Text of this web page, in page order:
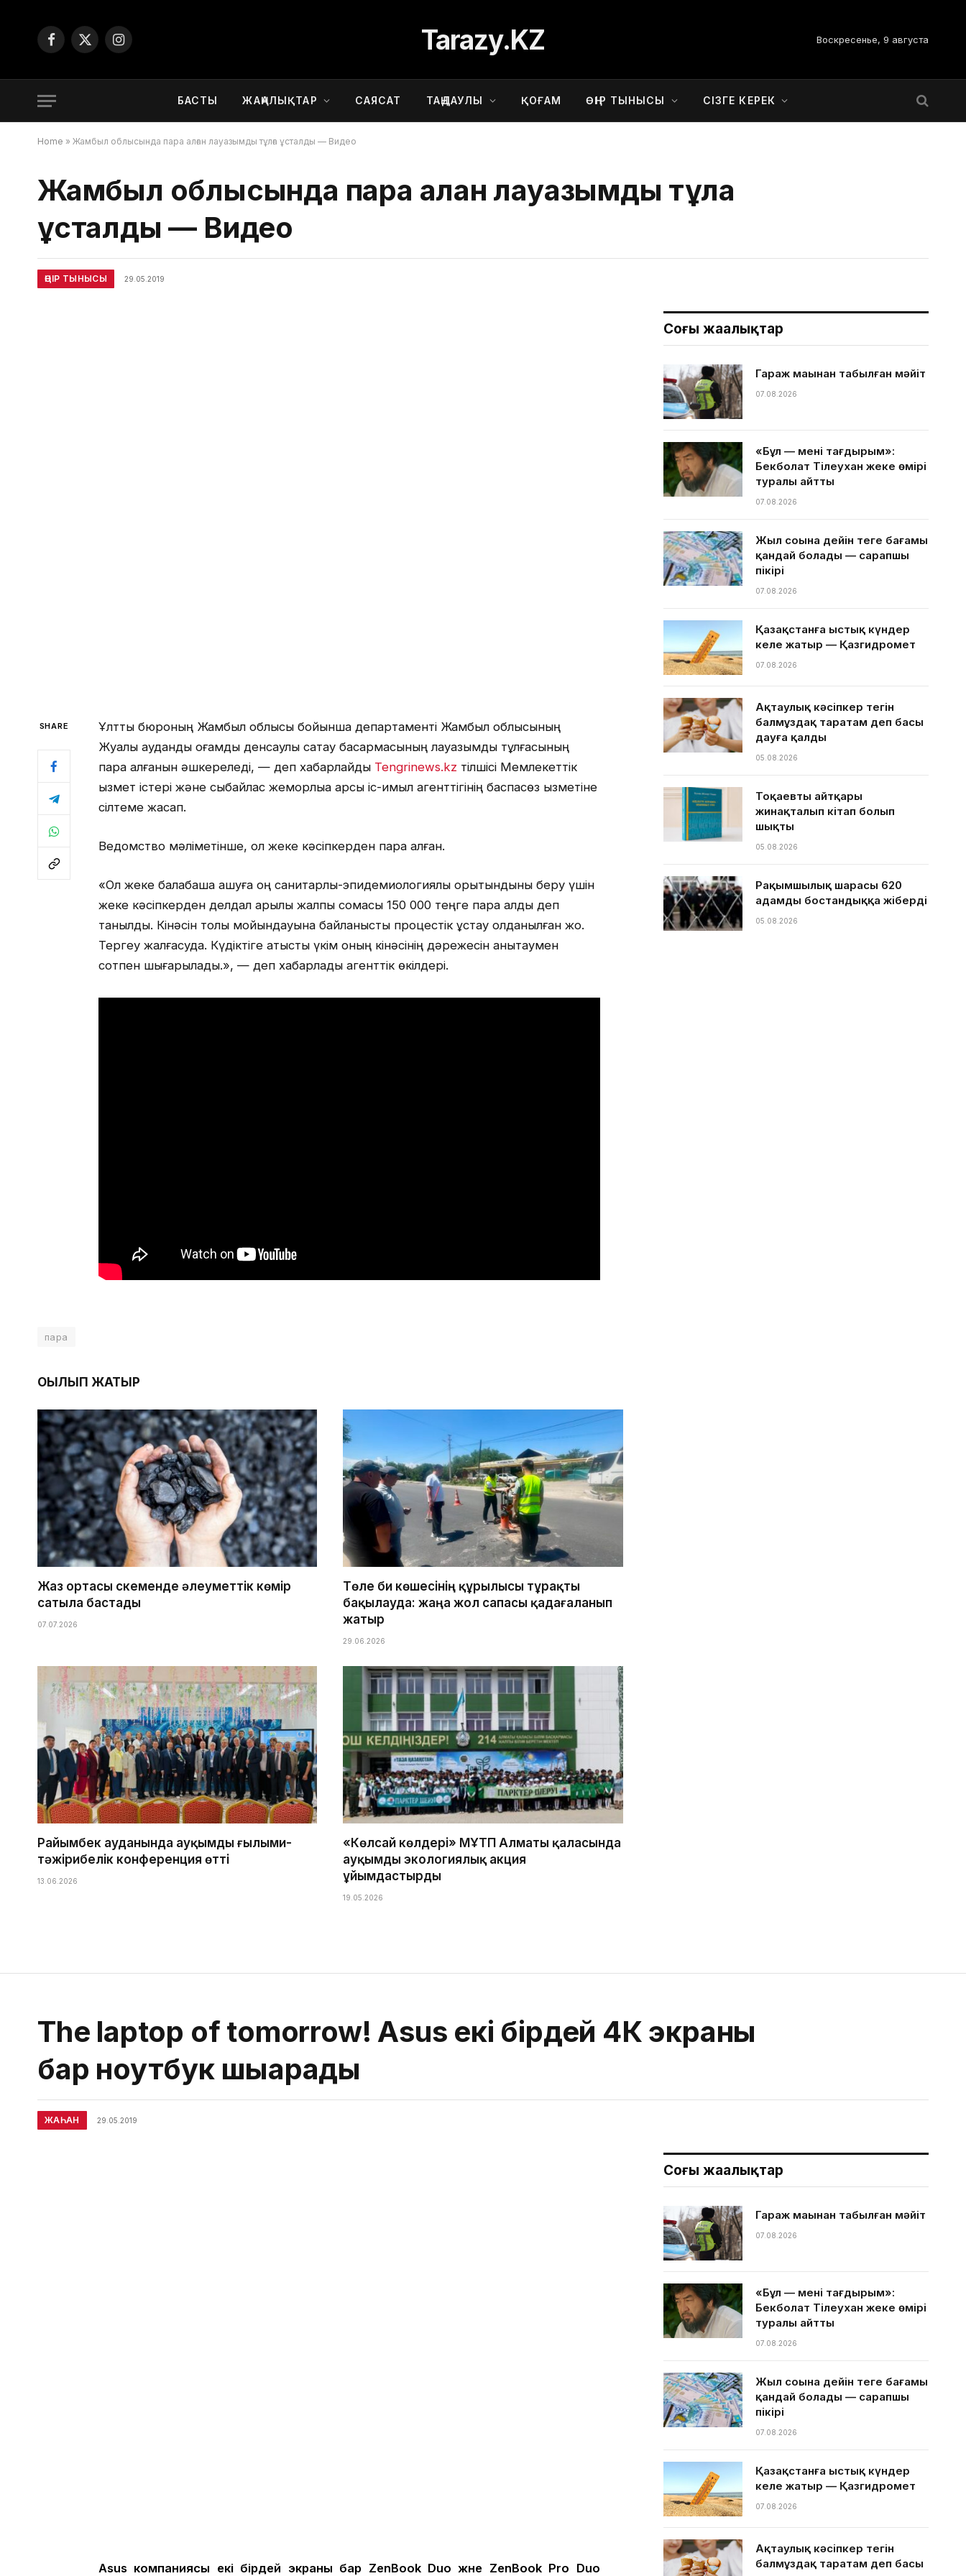
Facebook
X
Instagram Tarazy.KZ Воскресенье, 9 августа
БАСТЫ ЖАҢАЛЫҚТАР САЯСАТ ТАҢДАУЛЫ ҚОҒАМ ӨҢІР ТЫНЫСЫ СІЗГЕ КЕРЕК
Home » Жамбыл облысында пара алған лауазымды тұлға ұсталды — Видео
Жамбыл облысында пара алған лауазымды тұлға
ұсталды — Видео
ӨҢІР ТЫНЫСЫ 29.05.2019
SHARE
Ұлттық бюроның Жамбыл облысы бойынша департаменті Жамбыл облысының
Жуалы аудандық қоғамдық денсаулық сақтау басқармасының лауазымды тұлғасының
пара алғанын әшкереледі, — деп хабарлайды Tengrinews.kz тілшісі Мемлекеттік
қызмет істері және сыбайлас жемқорлыққа қарсы іс-қимыл агенттігінің баспасөз қызметіне
сілтеме жасап.
Ведомство мәліметінше, ол жеке кәсіпкерден пара алған.
«Ол жеке балабақша ашуға оң санитарлық-эпидемиологиялық қорытындыны беру үшін
жеке кәсіпкерден делдал арқылы жалпы сомасы 150 000 теңге пара алды деп
танылды. Кінәсін толық мойындауына байланысты процестік ұстау қолданылған жоқ.
Тергеу жалғасуда. Күдіктіге қатысты үкім оның кінәсінің дәрежесін анықтаумен
сотпен шығарылады.», — деп хабарлады агенттік өкілдері.
пара
ОҚЫЛЫП ЖАТЫР
Жаз ортасы Өскеменде әлеуметтік көмір
сатыла бастады
07.07.2026
Төле би көшесінің құрылысы тұрақты
бақылауда: жаңа жол сапасы қадағаланып
жатыр
29.06.2026
Райымбек ауданында ауқымды ғылыми-
тәжірибелік конференция өтті
13.06.2026
«Көлсай көлдері» МҰТП Алматы қаласында
ауқымды экологиялық акция
ұйымдастырды
19.05.2026
Соңғы жаңалықтар
Гараж маңынан табылған мәйіт
07.08.2026
«Бұл — менің тағдырым»:
Бекболат Тілеухан жеке өмірі
туралы айтты
07.08.2026
Жыл соңына дейін теңге бағамы
қандай болады — сарапшы
пікірі
07.08.2026
Қазақстанға ыстық күндер
келе жатыр — Қазгидромет
07.08.2026
Ақтаулық кәсіпкер тегін
балмұздақ таратам деп басы
дауға қалды
05.08.2026
Тоқаевтың айтқары
жинақталып кітап болып
шықты
05.08.2026
Рақымшылық шарасы 620
адамды бостандыққа жіберді
05.08.2026
The laptop of tomorrow! Asus екі бірдей 4К экраны
бар ноутбук шығарады
ЖАҺАН 29.05.2019
Asus компаниясы екі бірдей экраны бар ZenBook Duo және ZenBook Pro Duo
Соңғы жаңалықтар
Гараж маңынан табылған мәйіт
07.08.2026
«Бұл — менің тағдырым»:
Бекболат Тілеухан жеке өмірі
туралы айтты
07.08.2026
Жыл соңына дейін теңге бағамы
қандай болады — сарапшы
пікірі
07.08.2026
Қазақстанға ыстық күндер
келе жатыр — Қазгидромет
07.08.2026
Ақтаулық кәсіпкер тегін
балмұздақ таратам деп басы